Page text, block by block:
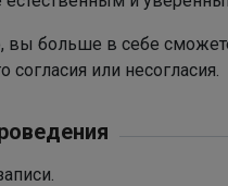
вы больше в себе
согласия или несогласия.